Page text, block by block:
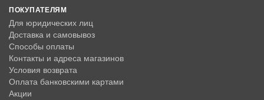
ПОКУПАТЕЛЯМ
Для юридических лиц
Доставка и самовывоз
Способы оплаты
Контакты и адреса магазинов
Условия возврата
Оплата банковскими картами
Акции